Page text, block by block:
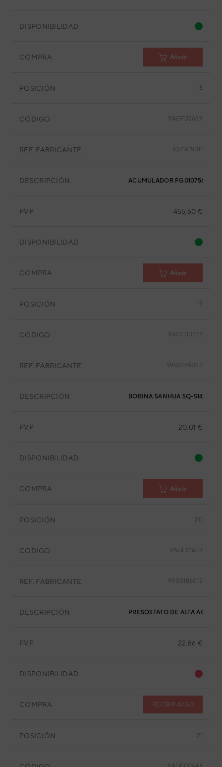
DISPONIBILIDAD
COMPRA Añadir
POSICIÓN 18
CÓDIGO 9AGF02639
REF. FABRICANTE 9371615011
DESCRIPCIÓN ACUMULADOR FG010756AC
PVP 455,60 €
DISPONIBILIDAD
COMPRA Añadir
POSICIÓN 19
CÓDIGO 9AGF00573
REF. FABRICANTE 9900165055
DESCRIPCIÓN BOBINA SANHUA SQ-S14 6-
PVP 20,01 €
DISPONIBILIDAD
COMPRA Añadir
POSICIÓN 20
CÓDIGO 9AGF01623
REF. FABRICANTE 9900186012
DESCRIPCIÓN PRESOSTATO DE ALTA ACB-
PVP 22,86 €
DISPONIBILIDAD
COMPRA RECIBIR AVISO
POSICIÓN 21